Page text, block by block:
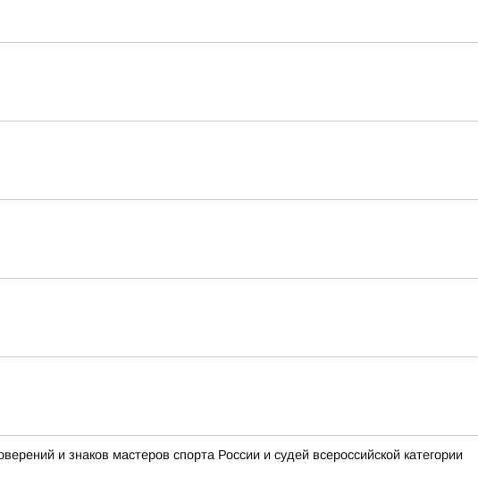
и знаков мастеров спорта России и судей всероссийской категории